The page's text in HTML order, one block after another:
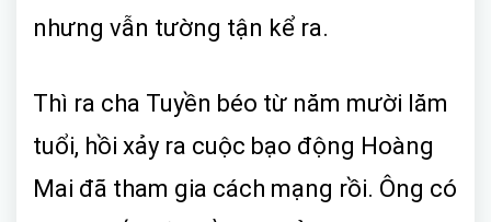
nhưng vẫn tường tận kể ra.
Thì ra cha Tuyền béo từ năm mười lăm
tuổi, hồi xảy ra cuộc bạo động Hoàng
Mai đã tham gia cách mạng rồi. Ông có